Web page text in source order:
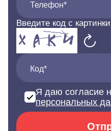
Телефон*
Введите код с картинки
Код*
Я даю согласие
персональных